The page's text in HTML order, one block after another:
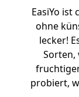
EasiYo ist
ohne
lecker!
Sorten,
probiert,